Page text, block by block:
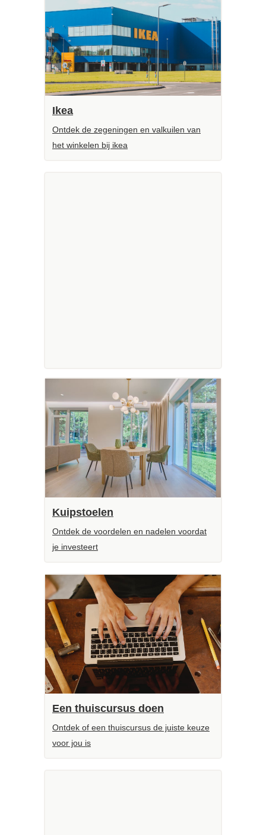
Ikea
Ontdek de zegeningen en valkuilen van
het winkelen bij ikea
Kuipstoelen
Ontdek de voordelen en nadelen voordat
je investeert
Een thuiscursus doen
Ontdek of een thuiscursus de juiste keuze
voor jou is